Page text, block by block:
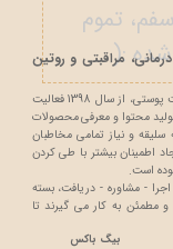
تموم
شده :(
بیگ باکس
مراقبتی و روتین
بیگ باکس با تکیه بر دانش و تجربه حضور در بازار محصولات مراقبت پوستی، از سال 1398 فعالیت
محتوا و معرفی محصولات
سلیقه و نیاز تمامی مخاطبان
اطمینان بیشتر با طی کردن
است.
- مشاوره - دریافت، بسته
مطمئن به کار می گیرند تا